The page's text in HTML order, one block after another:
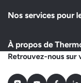
Demander un
LIBERSA
29 TER ROUTE DE
Nos services pour
À propos de
Retrouvez-nous sur